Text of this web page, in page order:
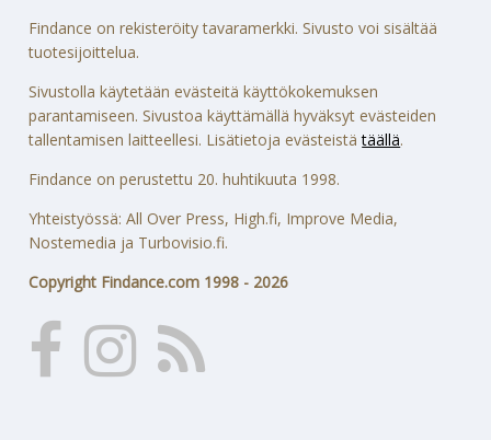
Findance on rekisteröity tavaramerkki. Sivusto voi sisältää
tuotesijoittelua.
Sivustolla käytetään evästeitä käyttökokemuksen
parantamiseen. Sivustoa käyttämällä hyväksyt evästeiden
tallentamisen laitteellesi. Lisätietoja evästeistätäällä.
Findance on perustettu 20. huhtikuuta 1998.
Yhteistyössä: All Over Press, High.fi, Improve Media,
Nostemedia ja Turbovisio.fi.
Copyright Findance.com 1998 - 2026